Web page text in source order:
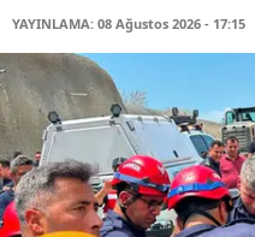
YAYINLAMA: 08 Ağustos 2026 - 17:15